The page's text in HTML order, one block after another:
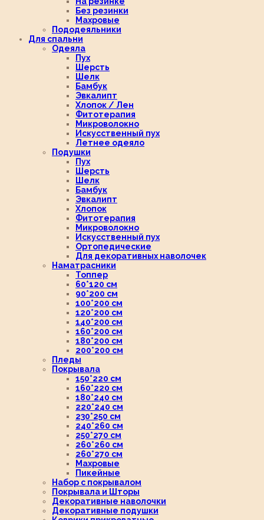
Без резинки
Махровые
Пододеяльники
Для спальни
Одеяла
Пух
Шерсть
Шелк
Бамбук
Эвкалипт
Хлопок / Лен
Фитотерапия
Микроволокно
Искусственный пух
Летнее одеяло
Подушки
Пух
Шерсть
Шелк
Бамбук
Эвкалипт
Хлопок
Фитотерапия
Микроволокно
Искусственный пух
Ортопедические
Для декоративных наволочек
Наматрасники
Топпер
60*120 см
90*200 см
100*200 см
120*200 см
140*200 см
160*200 см
180*200 см
200*200 см
Пледы
Покрывала
150*220 см
160*220 см
180*240 см
220*240 см
230*250 см
240*260 см
250*270 см
260*260 см
260*270 см
Махровые
Пикейные
Набор с покрывалом
Покрывала и Шторы
Декоративные наволочки
Декоративные подушки